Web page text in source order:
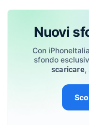
Nuovi
Con
sfondo
scaricare,